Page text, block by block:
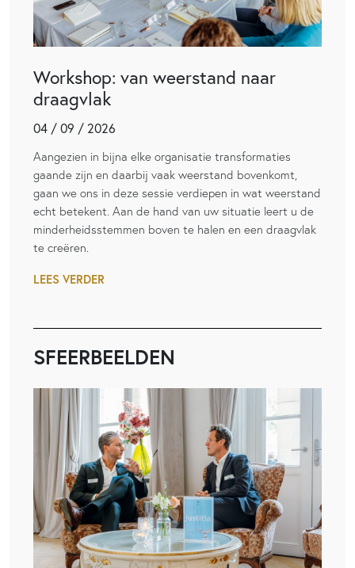
Workshop: van weerstand naar
draagvlak
04 / 09 / 2026
Aangezien in bijna elke organisatie transformaties
gaande zijn en daarbij vaak weerstand bovenkomt,
gaan we ons in deze sessie verdiepen in wat weerstand
echt betekent. Aan de hand van uw situatie leert u de
minderheidsstemmen boven te halen en een draagvlak
te creëren.
LEES VERDER
SFEERBEELDEN